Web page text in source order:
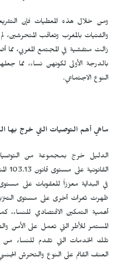
ومن خلال هذه المعطيات فإن
والفتيات بالمغرب وتعاقب
زالت متفشية في المجتمع المغربي،
بالدرجة الأولى لكونهن نساء، مما
النوع الاجتماعي.
ماهي أهم التوصيات التي خرج بها
الدليل خرج بمجموعة من
في البداية معززاً للعقوبات على
ظهرت ثغرات أخرى على مستوى
أهمية التمكين الاقتصادي للنساء،
المستمر للأطر التي تعمل على الأمن
تلك الخدمات التي تقدم للنساء من
العنف القائم على النوع والتحرش